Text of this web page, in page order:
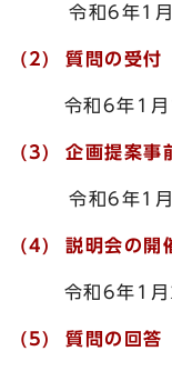
令和6年1月
(2) 質問の受付
令和6年1
(3) 企画提案事
令和6年1
(4) 説明会の開
令和6年1月
(5) 質問の回答